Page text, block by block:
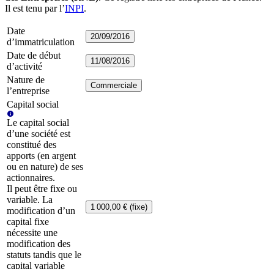
Il est tenu par l’INPI.
Date
d’immatriculation
20/09/2016
Date de début
d’activité
11/08/2016
Nature de
l’entreprise
Commerciale
Capital social
Le capital social
d’une société est
constitué des
apports (en argent
ou en nature) de ses
actionnaires.
Il peut être fixe ou
variable. La
modification d’un
capital fixe
nécessite une
modification des
statuts tandis que le
capital variable
1 000,00 € (fixe)